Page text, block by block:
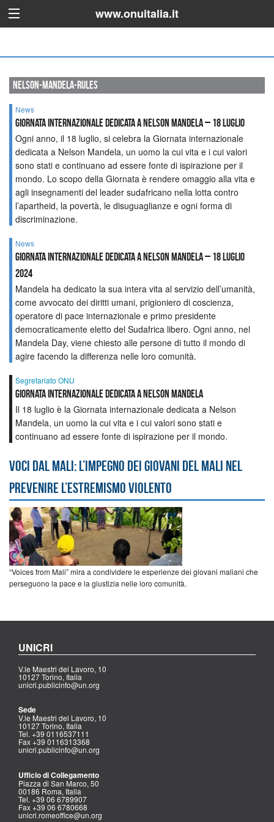
www.onuitalia.it
nelson-mandela-rules
News
Giornata internazionale dedicata a Nelson Mandela – 18 luglio
Ogni anno, il 18 luglio, si celebra la Giornata internazionale
dedicata a Nelson Mandela, un uomo la cui vita e i cui valori
sono stati e continuano ad essere fonte di ispirazione per il
mondo. Lo scopo della Giornata è rendere omaggio alla vita e
agli insegnamenti del leader sudafricano nella lotta contro
l’apartheid, la povertà, le disuguaglianze e ogni forma di
discriminazione.
News
Giornata internazionale dedicata a Nelson Mandela – 18 luglio
2024
Mandela ha dedicato la sua intera vita al servizio dell’umanità,
come avvocato dei diritti umani, prigioniero di coscienza,
operatore di pace internazionale e primo presidente
democraticamente eletto del Sudafrica libero. Ogni anno, nel
Mandela Day, viene chiesto alle persone di tutto il mondo di
agire facendo la differenza nelle loro comunità.
Segretariato ONU
Giornata internazionale dedicata a Nelson Mandela
Il 18 luglio è la Giornata internazionale dedicata a Nelson
Mandela, un uomo la cui vita e i cui valori sono stati e
continuano ad essere fonte di ispirazione per il mondo.
Voci dal Mali: l’impegno dei giovani del Mali nel
prevenire l’estremismo violento
“Voices from Mali” mira a condividere le esperienze dei giovani maliani che
perseguono la pace e la giustizia nelle loro comunità.
UNICRI
V.le Maestri del Lavoro, 10
10127 Torino, Italia
unicri.publicinfo@un.org
Sede
V.le Maestri del Lavoro, 10
10127 Torino, Italia
Tel. +39 0116537111
Fax +39 0116313368
unicri.publicinfo@un.org
Ufficio di Collegamento
Piazza di San Marco, 50
00186 Roma, Italia
Tel. +39 06 6789907
Fax +39 06 6780668
unicri.romeoffice@un.org